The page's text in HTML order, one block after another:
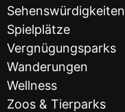
Sehenswürdigkeiten
Spielplätze
Vergnügungsparks
Wanderungen
Wellness
Zoos & Tierparks